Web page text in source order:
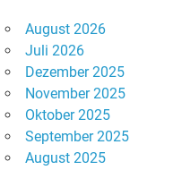
August 2026
Juli 2026
Dezember 2025
November 2025
Oktober 2025
September 2025
August 2025